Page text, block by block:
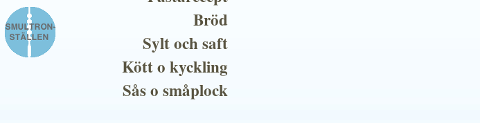
Bröd
Sylt och saft
Kött o kyckling
Sås o småplock